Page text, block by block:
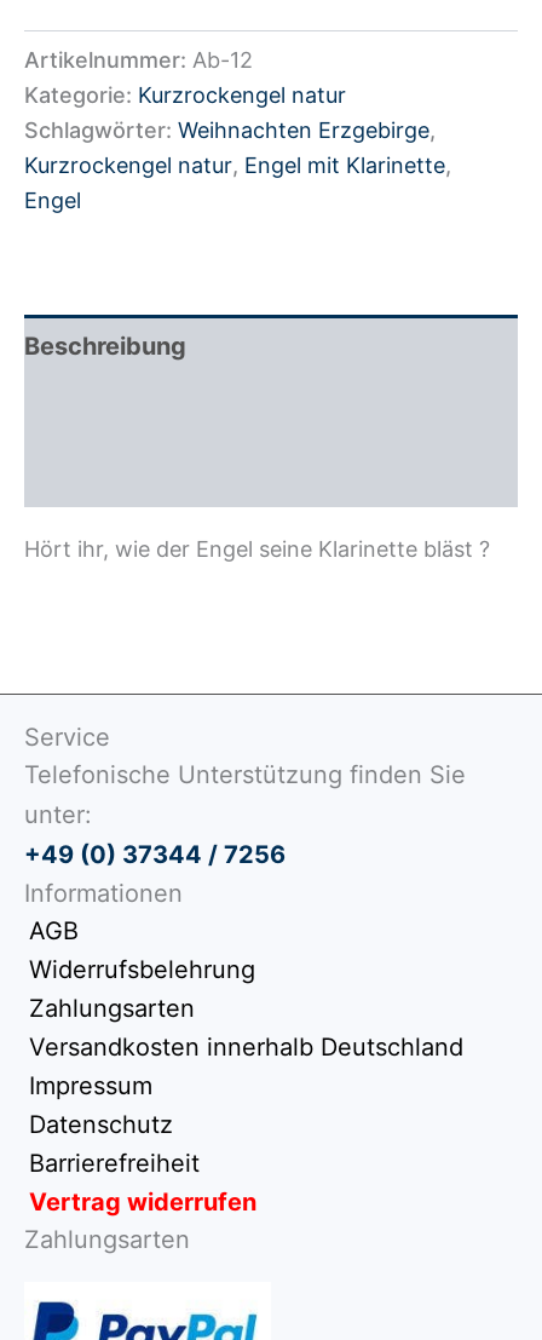
Artikelnummer: Ab-12
Kategorie: Kurzrockengel natur
Schlagwörter: Weihnachten Erzgebirge,
Kurzrockengel natur, Engel mit Klarinette,
Engel
Beschreibung
Hört ihr, wie der Engel seine Klarinette bläst ?
Service
Telefonische Unterstützung finden Sie
unter:
+49 (0) 37344 / 7256
Informationen
AGB
Widerrufsbelehrung
Zahlungsarten
Versandkosten innerhalb Deutschland
Impressum
Datenschutz
Barrierefreiheit
Vertrag widerrufen
Zahlungsarten